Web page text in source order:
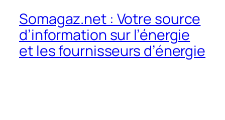
Somagaz.net : Votre source
d’information sur l’énergie
et les fournisseurs d’énergie